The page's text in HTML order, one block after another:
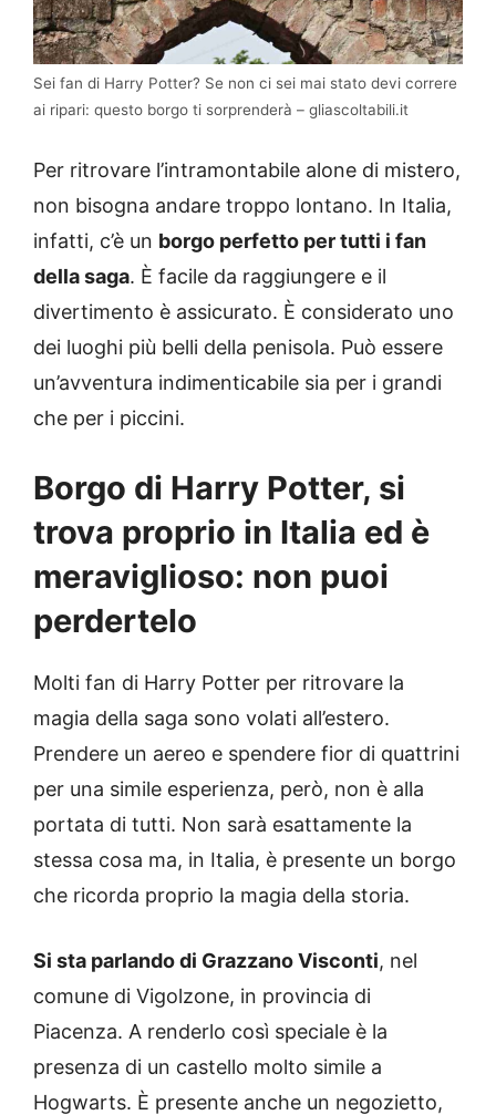
Sei fan di Harry Potter? Se non ci sei mai stato devi correre
ai ripari: questo borgo ti sorprenderà – gliascoltabili.it
Per ritrovare l’intramontabile alone di mistero,
non bisogna andare troppo lontano. In Italia,
infatti, c’è un borgo perfetto per tutti i fan
della saga. È facile da raggiungere e il
divertimento è assicurato. È considerato uno
dei luoghi più belli della penisola. Può essere
un’avventura indimenticabile sia per i grandi
che per i piccini.
Borgo di Harry Potter, si
trova proprio in Italia ed è
meraviglioso: non puoi
perdertelo
Molti fan di Harry Potter per ritrovare la
magia della saga sono volati all’estero.
Prendere un aereo e spendere fior di quattrini
per una simile esperienza, però, non è alla
portata di tutti. Non sarà esattamente la
stessa cosa ma, in Italia, è presente un borgo
che ricorda proprio la magia della storia.
Si sta parlando di Grazzano Visconti, nel
comune di Vigolzone, in provincia di
Piacenza. A renderlo così speciale è la
presenza di un castello molto simile a
Hogwarts. È presente anche un negozietto,